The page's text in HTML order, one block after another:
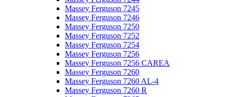
Massey Ferguson 7245
Massey Ferguson 7246
Massey Ferguson 7250
Massey Ferguson 7252
Massey Ferguson 7254
Massey Ferguson 7256
Massey Ferguson 7256 CAREA
Massey Ferguson 7260
Massey Ferguson 7260 AL-4
Massey Ferguson 7260 R